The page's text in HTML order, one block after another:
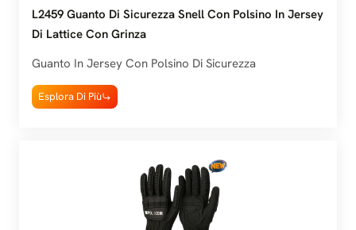
L2459 Guanto Di Sicurezza Snell Con Polsino In Jersey
Di Lattice Con Grinza
Guanto In Jersey Con Polsino Di Sicurezza
Esplora Di Più